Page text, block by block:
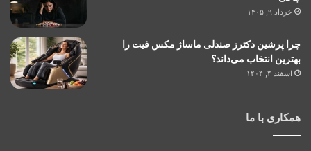
خرداد ۹, ۱۴۰۵
چرا پرشین دکترز صندلی ماساژ مکس فیت را
بهترین انتخاب می‌داند؟
اسفند ۴, ۱۴۰۴
همکاری با ما